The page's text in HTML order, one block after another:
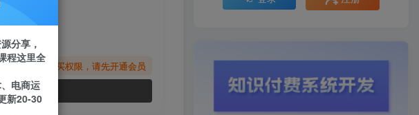
您暂无购买权限，请先开通会员
分享，
程这里全
电商运
新20-30